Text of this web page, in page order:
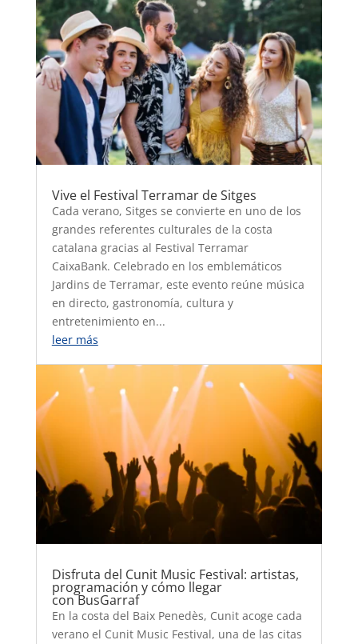
Vive el Festival Terramar de Sitges
Cada verano, Sitges se convierte en uno de los
grandes referentes culturales de la costa
catalana gracias al Festival Terramar
CaixaBank. Celebrado en los emblemáticos
Jardins de Terramar, este evento reúne música
en directo, gastronomía, cultura y
entretenimiento en...
leer más
Disfruta del Cunit Music Festival: artistas,
programación y cómo llegar
con BusGarraf
En la costa del Baix Penedès, Cunit acoge cada
verano el Cunit Music Festival, una de las citas